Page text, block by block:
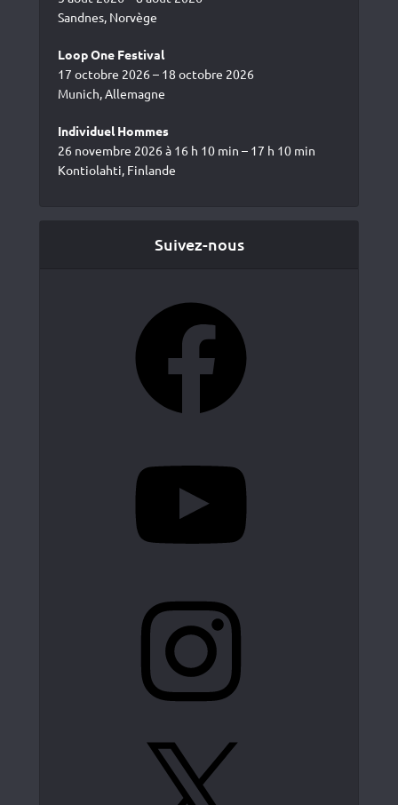
Sandnes, Norvège
Loop One Festival
17 octobre 2026 – 18 octobre 2026
Munich, Allemagne
Individuel Hommes
26 novembre 2026 à 16 h 10 min – 17 h 10 min
Kontiolahti, Finlande
Suivez-nous